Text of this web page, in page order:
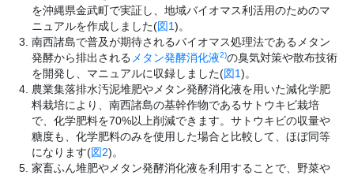
を沖縄県金武町で実証し、地域バイオマス利活用のためのマ
ニュアルを作成しました(図1)。
南西諸島で普及が期待されるバイオマス処理法であるメタン
発酵から排出される メタン発酵消化液2)の臭気対策や散布技術
を開発し、マニュアルに収録しました(図1)。
農業集落排水汚泥堆肥やメタン発酵消化液を用いた減化学肥
料栽培により、南西諸島の基幹作物であるサトウキビ栽培
で、化学肥料を70%以上削減できます。サトウキビの収量や
糖度も、化学肥料のみを使用した場合と比較して、ほぼ同等
になります(図2)。
家畜ふん堆肥やメタン発酵消化液を利用することで、野菜や